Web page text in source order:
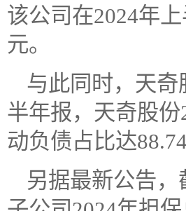
该公司在2024年
元。
与此同时，天
半年报，天奇股
动负债占比达
另据最新公告，